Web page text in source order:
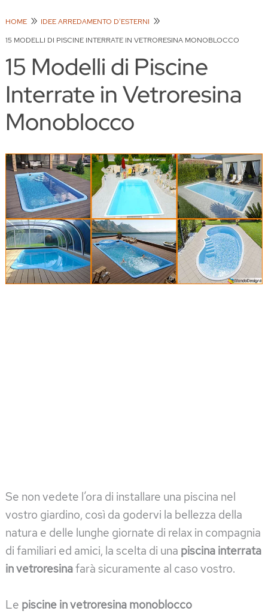
HOME
IDEE ARREDAMENTO D'ESTERNI
15 MODELLI DI PISCINE INTERRATE IN VETRORESINA MONOBLOCCO
15 Modelli di Piscine
Interrate in Vetroresina
Monoblocco
Se non vedete l’ora di installare una piscina nel
vostro giardino, così da godervi la bellezza della
natura e delle lunghe giornate di relax in compagnia
di familiari ed amici, la scelta di una piscina interrata
in vetroresinafarà sicuramente al caso vostro.
Le piscine in vetroresina monoblocco